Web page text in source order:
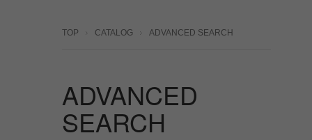
TOP CATALOG ADVANCED SEARCH
ADVANCED
SEARCH